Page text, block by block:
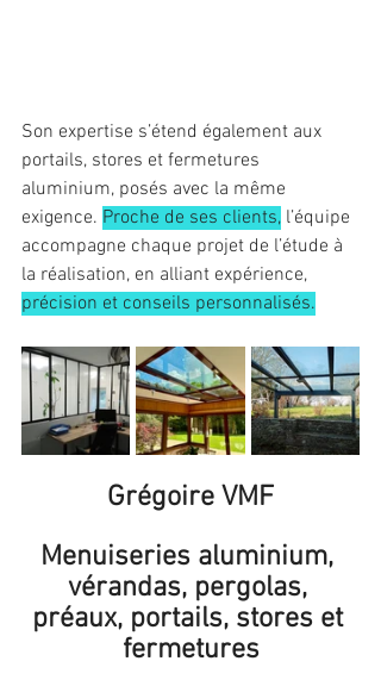
Son expertise s’étend également aux
portails, stores et fermetures
aluminium, posés avec la même
exigence. Proche de ses clients, l’équipe
accompagne chaque projet de l’étude à
la réalisation, en alliant expérience,
précision et conseils personnalisés.
Grégoire VMF
Menuiseries aluminium,
vérandas, pergolas,
préaux, portails, stores et
fermetures